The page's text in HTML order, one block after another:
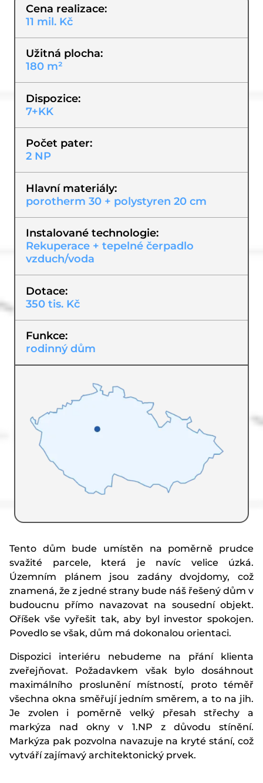
Cena realizace
11 mil. Kč
Užitná plocha
180 m²
Dispozice
7+KK
Počet pater
2 NP
Hlavní materiály
porotherm 30 + polystyren 20 cm
Instalované technologie
Rekuperace + tepelné čerpadlo
vzduch/voda
Dotace
350 tis. Kč
Funkce
rodinný dům
Tento dům bude umístěn na poměrně prudce
svažité parcele, která je navíc velice úzká.
Územním plánem jsou zadány dvojdomy, což
znamená, že z jedné strany bude náš řešený dům v
budoucnu přímo navazovat na sousední objekt.
Oříšek vše vyřešit tak, aby byl investor spokojen.
Povedlo se však, dům má dokonalou orientaci.
Dispozici interiéru nebudeme na přání klienta
zveřejňovat. Požadavkem však bylo dosáhnout
maximálního proslunění místností, proto téměř
všechna okna směřují jedním směrem, a to na jih.
Je zvolen i poměrně velký přesah střechy a
markýza nad okny v 1.NP z důvodu stínění.
Markýza pak pozvolna navazuje na kryté stání, což
vytváří zajímavý architektonický prvek.